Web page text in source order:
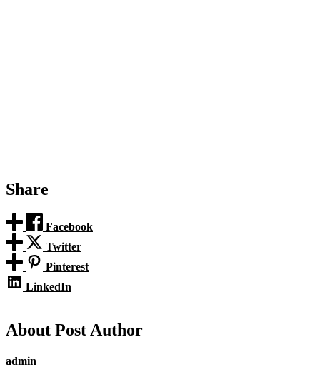
Share
Facebook
Twitter
Pinterest
LinkedIn
About Post Author
admin